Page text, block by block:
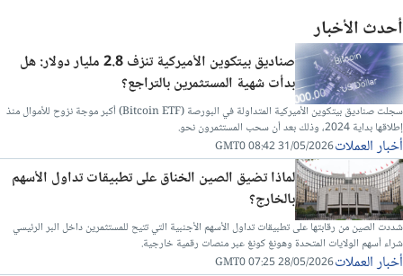
أحدث الأخبار
صناديق بيتكوين الأميركية تنزف 2.8 مليار دولار: هل
بدأت شهية المستثمرين بالتراجع؟
سجلت صناديق بيتكوين الأميركية المتداولة في البورصة (Bitcoin ETF) أكبر موجة نزوح للأموال منذ
إطلاقها بداية 2024، وذلك بعد أن سحب المستثمرون نحو.
أخبار العملات31/05/2026 08:42 GMT0
لماذا تضيق الصين الخناق على تطبيقات تداول الأسهم
بالخارج؟
شددت الصين من رقابتها على تطبيقات تداول الأسهم الأجنبية التي تتيح للمستثمرين داخل البر الرئيسي
شراء أسهم الولايات المتحدة وهونغ كونغ عبر منصات رقمية خارجية.
أخبار العملات28/05/2026 07:25 GMT0